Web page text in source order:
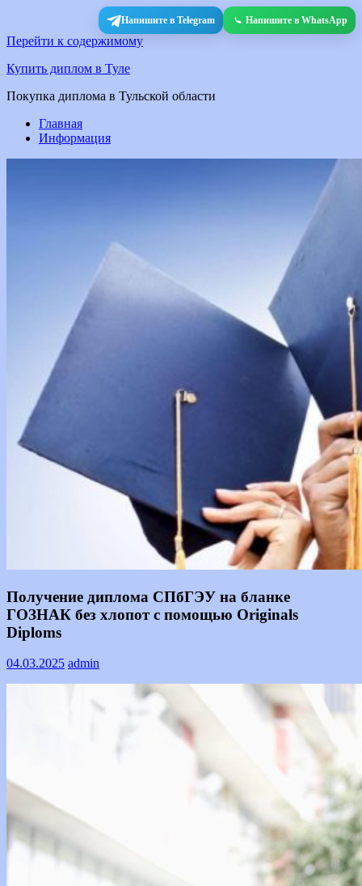
Напишите в Telegram Напишите в WhatsApp
Перейти к содержимому
Купить диплом в Туле
Покупка диплома в Тульской области
Главная
Информация
Информация
Получение диплома СПбГЭУ на бланке
ГОЗНАК без хлопот с помощью Originals
Diploms
04.03.2025 admin